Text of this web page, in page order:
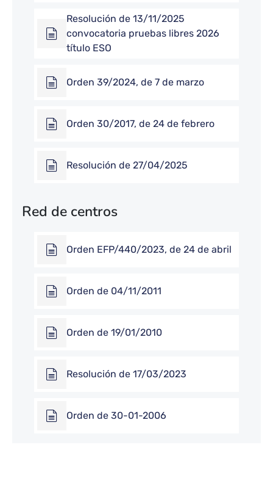
Resolución de 13/11/2025
convocatoria pruebas libres 2026
título ESO
Orden 39/2024, de 7 de marzo
Orden 30/2017, de 24 de febrero
Resolución de 27/04/2025
Red de centros
Orden EFP/440/2023, de 24 de abril
Orden de 04/11/2011
Orden de 19/01/2010
Resolución de 17/03/2023
Orden de 30-01-2006